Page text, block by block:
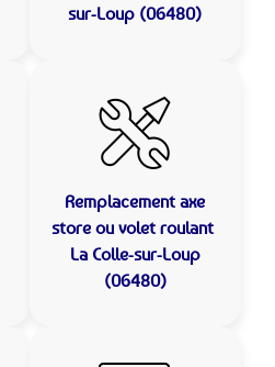
sur-Loup (06480)
Remplacement axe
store ou volet roulant
La Colle-sur-Loup
(06480)